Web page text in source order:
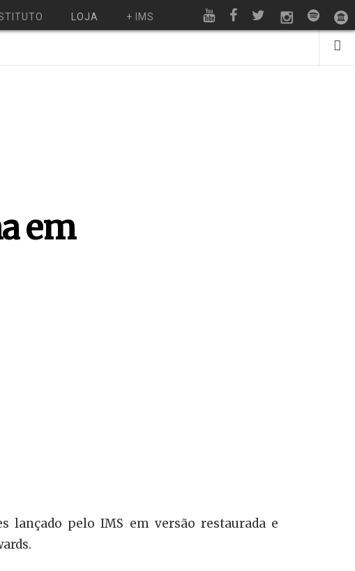
LOJA + IMS
em
lançado pelo IMS em versão restaurada e